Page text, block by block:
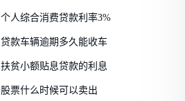
个人综合消费贷款利率3%
贷款车辆逾期多久能收车
扶贫小额贴息贷款的利息
股票什么时候可以卖出